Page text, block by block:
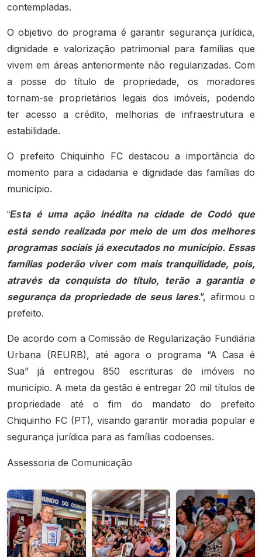
contempladas.
O objetivo do programa é garantir segurança jurídica,
dignidade e valorização patrimonial para famílias que
vivem em áreas anteriormente não regularizadas. Com
a posse do título de propriedade, os moradores
tornam-se proprietários legais dos imóveis, podendo
ter acesso a crédito, melhorias de infraestrutura e
estabilidade.
O prefeito Chiquinho FC destacou a importância do
momento para a cidadania e dignidade das famílias do
município.
“Esta é uma ação inédita na cidade de Codó que
está sendo realizada por meio de um dos melhores
programas sociais já executados no município. Essas
famílias poderão viver com mais tranquilidade, pois,
através da conquista do título, terão a garantia e
segurança da propriedade de seus lares.”, afirmou o
prefeito.
De acordo com a Comissão de Regularização Fundiária
Urbana (REURB), até agora o programa “A Casa é
Sua” já entregou 850 escrituras de imóveis no
município. A meta da gestão é entregar 20 mil títulos de
propriedade até o fim do mandato do prefeito
Chiquinho FC (PT), visando garantir moradia popular e
segurança jurídica para as famílias codoenses.
Assessoria de Comunicação